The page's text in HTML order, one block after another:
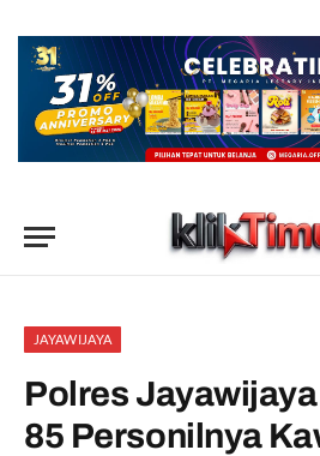
JAYAWIJAYA
Polres
85 Personilnya